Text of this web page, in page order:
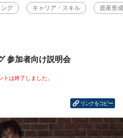
グ キャリア・スキル 資産形成
参加者向け説明会
リンクをコピー